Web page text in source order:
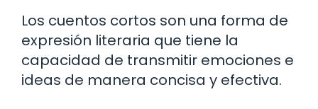
Los cuentos cortos son una forma de
expresión literaria que tiene la
capacidad de transmitir emociones e
ideas de manera concisa y efectiva.